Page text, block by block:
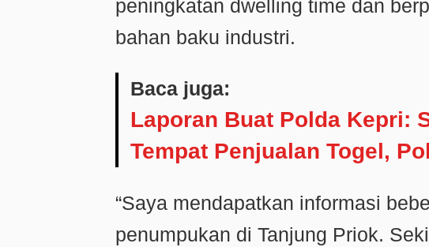
peningkatan dwelling time dan
bahan baku industri.
Baca juga:
Laporan Buat Polda Kepri:
Tempat Penjualan Togel,
“Saya mendapatkan informasi
penumpukan di Tanjung Priok.